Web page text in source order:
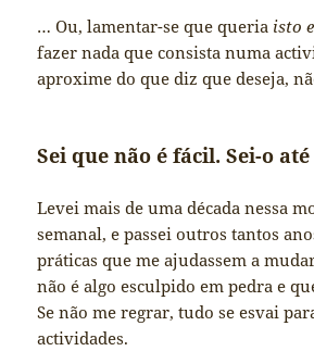
… Ou, lamentar-se que queria isto
fazer nada que consista numa
aproxime do que diz que deseja,
Sei que não é fácil. Sei-o até
Levei mais de uma década nessa
semanal, e passei outros tantos
práticas que me ajudassem a
não é algo esculpido em pedra e
Se não me regrar, tudo se esvai
actividades.